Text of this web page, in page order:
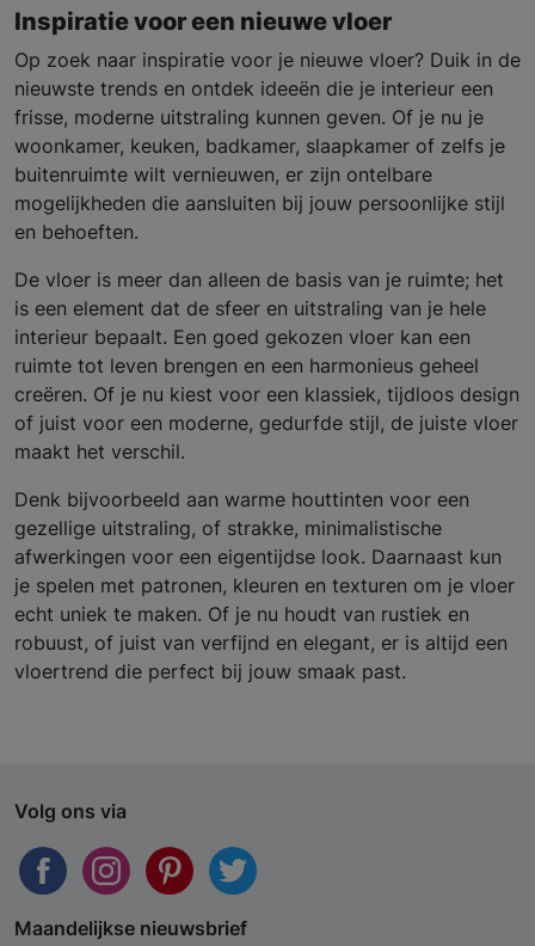
Inspiratie voor een nieuwe vloer
Op zoek naar inspiratie voor je nieuwe vloer? Duik in de
nieuwste trends en ontdek ideeën die je interieur een
frisse, moderne uitstraling kunnen geven. Of je nu je
woonkamer, keuken, badkamer, slaapkamer of zelfs je
buitenruimte wilt vernieuwen, er zijn ontelbare
mogelijkheden die aansluiten bij jouw persoonlijke stijl
en behoeften.
De vloer is meer dan alleen de basis van je ruimte; het
is een element dat de sfeer en uitstraling van je hele
interieur bepaalt. Een goed gekozen vloer kan een
ruimte tot leven brengen en een harmonieus geheel
creëren. Of je nu kiest voor een klassiek, tijdloos design
of juist voor een moderne, gedurfde stijl, de juiste vloer
maakt het verschil.
Denk bijvoorbeeld aan warme houttinten voor een
gezellige uitstraling, of strakke, minimalistische
afwerkingen voor een eigentijdse look. Daarnaast kun
je spelen met patronen, kleuren en texturen om je vloer
echt uniek te maken. Of je nu houdt van rustiek en
robuust, of juist van verfijnd en elegant, er is altijd een
vloertrend die perfect bij jouw smaak past.
Volg ons via
Maandelijkse nieuwsbrief